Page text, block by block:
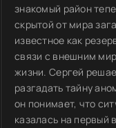
знакомый район
скрытой от мира
известное как
связи с внешним
жизни. Сергей
разгадать тайну
он понимает, что
казалась на первый